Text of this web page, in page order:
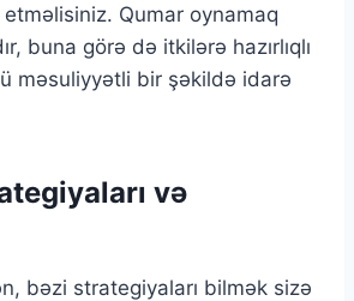
Qumar oynamaq
buna görə də itkilərə hazırlıqlı
məsuliyyətli bir şəkildə idarə
və
bəzi strategiyaları bilmək sizə